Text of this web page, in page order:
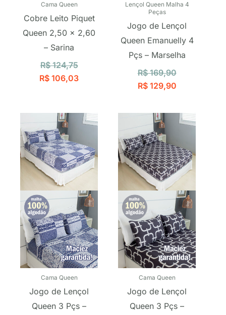
Cama Queen
Cobre Leito Piquet
Queen 2,50 x 2,60
– Sarina
R$124,75
R$ 106,03
Lençol Queen Malha 4
Peças
Jogo de Lençol
Queen Emanuelly 4
Pçs – Marselha
R$169,90
R$129,90
Cama Queen
Jogo de Lençol
Queen 3 Pçs –
O
preço
original
era:
R$ 109,90.
O
preço
R$ 69,90.
Cama Queen
Jogo de Lençol
Queen 3 Pçs –
O
preço
original
era:
R$ 109,90.
O
preço
R$